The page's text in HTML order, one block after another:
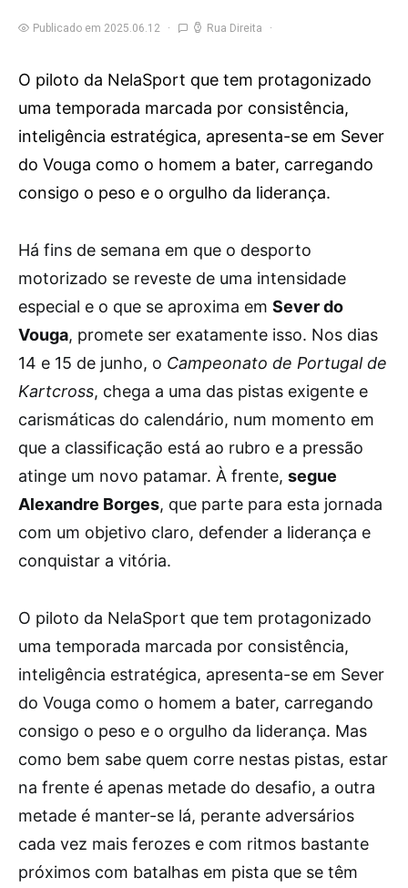
Publicado em 2025.06.12 Rua Direita
O piloto da NelaSport que tem protagonizado
uma temporada marcada por consistência,
inteligência estratégica, apresenta-se em Sever
do Vouga como o homem a bater, carregando
consigo o peso e o orgulho da liderança.
Há fins de semana em que o desporto
motorizado se reveste de uma intensidade
especial e o que se aproxima em Sever do
Vouga, promete ser exatamente isso. Nos dias
14 e 15 de junho, o Campeonato de Portugal de
Kartcross, chega a uma das pistas exigente e
carismáticas do calendário, num momento em
que a classificação está ao rubro e a pressão
atinge um novo patamar. À frente, segue
Alexandre Borges, que parte para esta jornada
com um objetivo claro, defender a liderança e
conquistar a vitória.
O piloto da NelaSport que tem protagonizado
uma temporada marcada por consistência,
inteligência estratégica, apresenta-se em Sever
do Vouga como o homem a bater, carregando
consigo o peso e o orgulho da liderança. Mas
como bem sabe quem corre nestas pistas, estar
na frente é apenas metade do desafio, a outra
metade é manter-se lá, perante adversários
cada vez mais ferozes e com ritmos bastante
próximos com batalhas em pista que se têm